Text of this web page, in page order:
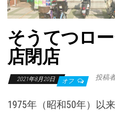
そうてつロ
店閉店
2021年8月20日 オフ 投稿
1975年（昭和50年）以